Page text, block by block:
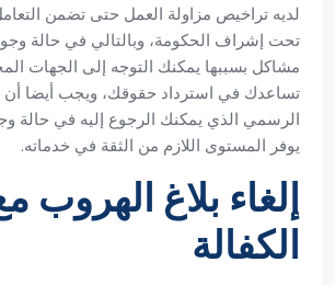
لديه تراخيص مزاولة العمل حتى تضمن
تحت إشراف الحكومة، وبالتالي في حالة
مشاكل بسببها يمكنك التوجه إلى الجهات
تساعدك في استرداد حقوقك، ويجب أيضا أن
الرسمي الذي يمكنك الرجوع إليه في حالة
يوفر المستوى اللازم من الثقة في خدماته.
إلغاء بلاغ الهروب
الكفالة